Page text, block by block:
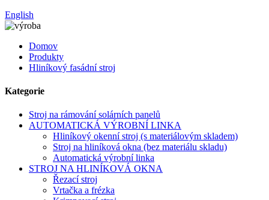
English
Domov
Produkty
Hliníkový fasádní stroj
Kategorie
Stroj na rámování solárních panelů
AUTOMATICKÁ VÝROBNÍ LINKA
Hliníkový okenní stroj (s materiálovým skladem)
Stroj na hliníková okna (bez materiálu skladu)
Automatická výrobní linka
STROJ NA HLINÍKOVÁ OKNA
Řezací stroj
Vrtačka a frézka